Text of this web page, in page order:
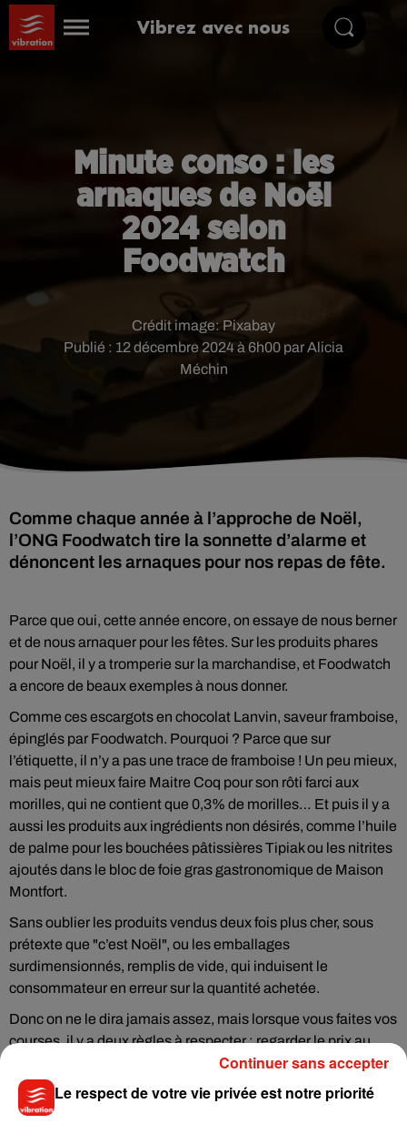
Vibrez avec nous
Minute conso : les
arnaques de Noël
2024 selon
Foodwatch
Publié : 12 décembre 2024 à 6h00 par Alicia
Méchin
Crédit image: Pixabay
Comme chaque année à l’approche de Noël,
l’ONG Foodwatch tire la sonnette d’alarme et
dénoncent les arnaques pour nos repas de fête.
Parce que oui, cette année encore, on essaye de nous berner
et de nous arnaquer pour les fêtes. Sur les produits phares
pour Noël, il y a tromperie sur la marchandise, et Foodwatch
a encore de beaux exemples à nous donner.
Comme ces escargots en chocolat Lanvin, saveur framboise,
épinglés par Foodwatch. Pourquoi ? Parce que sur
l’étiquette, il n’y a pas une trace de framboise ! Un peu mieux,
mais peut mieux faire Maitre Coq pour son rôti farci aux
morilles, qui ne contient que 0,3% de morilles… Et puis il y a
aussi les produits aux ingrédients non désirés, comme l’huile
de palme pour les bouchées pâtissières Tipiak ou les nitrites
ajoutés dans le bloc de foie gras gastronomique de Maison
Montfort.
Sans oublier les produits vendus deux fois plus cher, sous
prétexte que "c’est Noël", ou les emballages
surdimensionnés, remplis de vide, qui induisent le
consommateur en erreur sur la quantité achetée.
Donc on ne le dira jamais assez, mais lorsque vous faites vos
courses, il y a deux règles à respecter : regarder le prix au
kilo, et ne pas croire ce qui est écrit en gros sur l’emballage.
Le respect de votre vie privée est notre priorité
Continuer sans accepter